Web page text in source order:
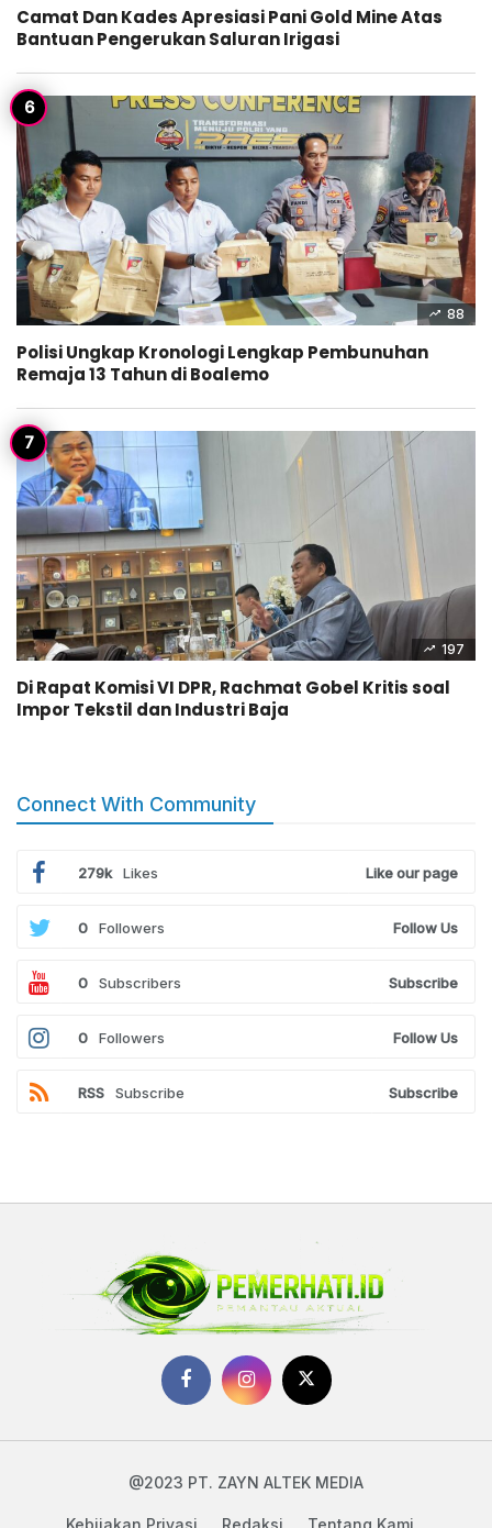
Camat Dan Kades Apresiasi Pani Gold Mine Atas
Bantuan Pengerukan Saluran Irigasi
88
Polisi Ungkap Kronologi Lengkap Pembunuhan
Remaja 13 Tahun di Boalemo
197
Di Rapat Komisi VI DPR, Rachmat Gobel Kritis soal
Impor Tekstil dan Industri Baja
Connect With Community
279k Likes Like our page
0 Followers Follow Us
0 Subscribers Subscribe
0 Followers Follow Us
RSS Subscribe Subscribe
@2023 PT. ZAYN ALTEK MEDIA
Kebijakan Privasi Redaksi Tentang Kami